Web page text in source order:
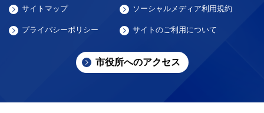
サイトマップ ソーシャルメディア利用規約
プライバシーポリシー サイトのご利用について
市役所へのアクセス